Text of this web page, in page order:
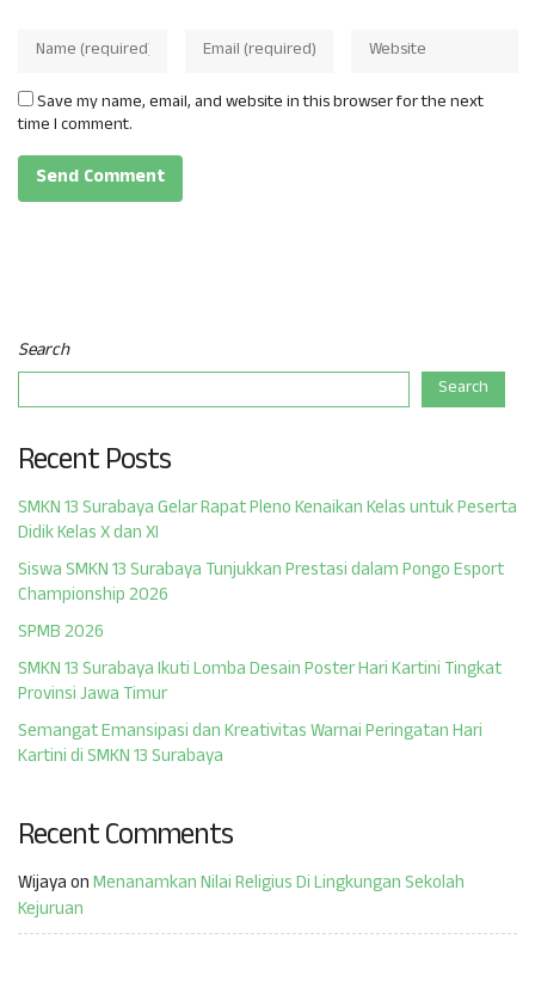
Save my name, email, and website in this browser for the next
time I comment.
Search
Search
Recent Posts
SMKN 13 Surabaya Gelar Rapat Pleno Kenaikan Kelas untuk Peserta
Didik Kelas X dan XI
Siswa SMKN 13 Surabaya Tunjukkan Prestasi dalam Pongo Esport
Championship 2026
SPMB 2026
SMKN 13 Surabaya Ikuti Lomba Desain Poster Hari Kartini Tingkat
Provinsi Jawa Timur
Semangat Emansipasi dan Kreativitas Warnai Peringatan Hari
Kartini di SMKN 13 Surabaya
Recent Comments
WijayaonMenanamkan Nilai Religius Di Lingkungan Sekolah
Kejuruan